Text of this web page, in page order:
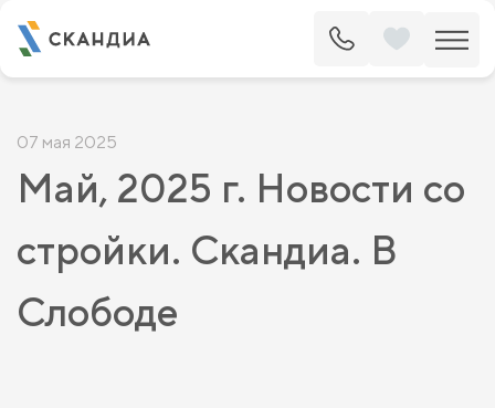
07 мая 2025
Май, 2025 г. Новости со
стройки. Скандиа. В
Слободе